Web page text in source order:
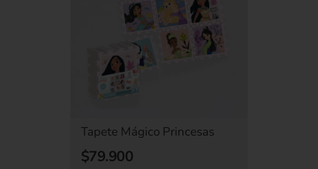
Tapete Mágico Princesas
$79.900